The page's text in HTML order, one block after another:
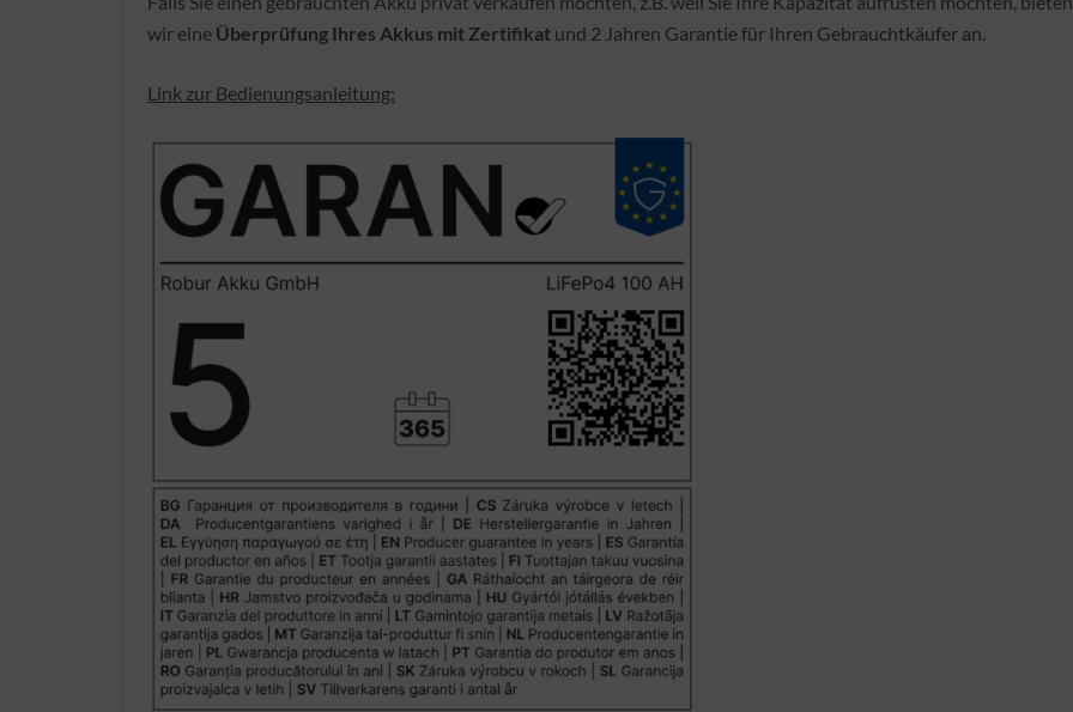
wir eine Überprüfung Ihres Akkus mit Zertifikat und 2 Jahren Garantie für Ihren Gebrauchtkäufer an.
Link zur Bedienungsanleitung: